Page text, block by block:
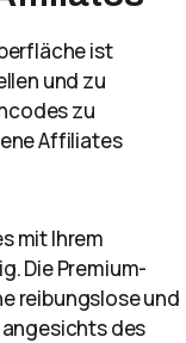
ist
und zu
zu
Affiliates
mit Ihrem
Die Premium-
reibungslose und
des